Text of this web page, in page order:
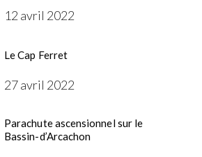
12 avril 2022
Le Cap Ferret
27 avril 2022
Parachute ascensionnel sur le
Bassin-d’Arcachon